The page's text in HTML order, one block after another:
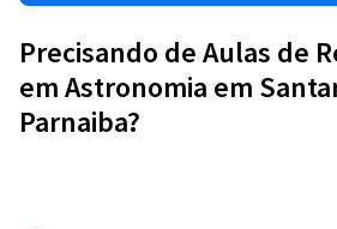
Precisando de Aulas de
em Astronomia em
Parnaiba?